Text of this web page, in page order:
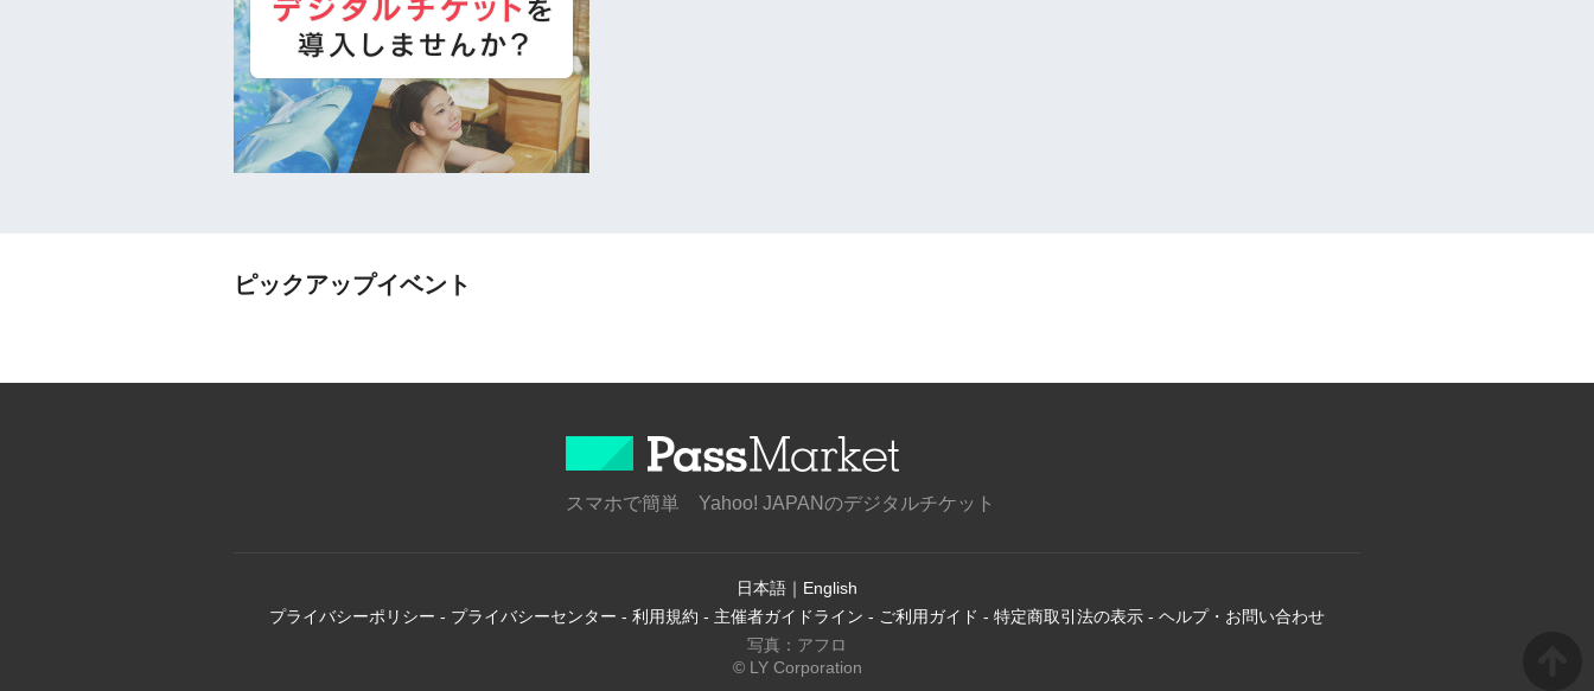
ピックアップイベント
スマホで簡単 Yahoo! JAPANのデジタルチケット
日本語 ｜ English
プライバシーポリシー - プライバシーセンター - 利用規約 - 主催者ガイドライン - ご利用ガイド - 特定商取引法の表示 - ヘルプ・お問い合わせ
写真：アフロ
© LY Corporation